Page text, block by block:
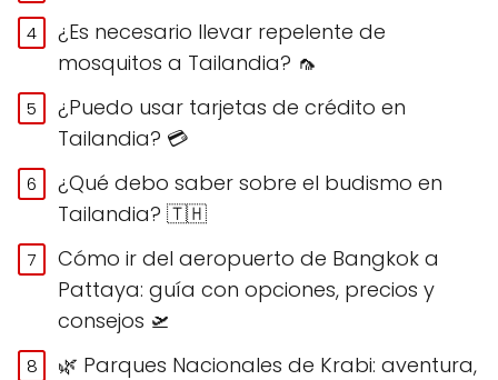
¿Es necesario llevar repelente de
mosquitos a Tailandia? 🦟
¿Puedo usar tarjetas de crédito en
Tailandia? 💳
¿Qué debo saber sobre el budismo en
Tailandia? 🇹🇭
Cómo ir del aeropuerto de Bangkok a
Pattaya: guía con opciones, precios y
consejos 🛫
🌿 Parques Nacionales de Krabi: aventura,